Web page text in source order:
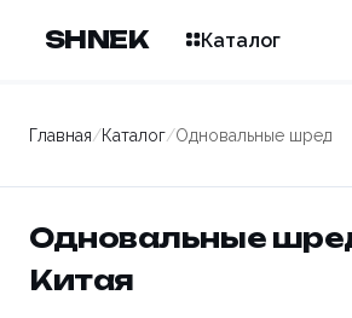
SHNEK Каталог
Главная/Каталог/Одновальные
Одновальные
Китая